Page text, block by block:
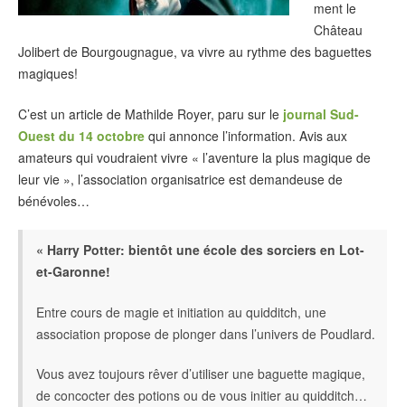
ment le
Château
Jolibert de Bourgougnague, va vivre au rythme des baguettes
magiques!
C’est un article de Mathilde Royer, paru sur le journal Sud-
Ouest du 14 octobre qui annonce l’information. Avis aux
amateurs qui voudraient vivre « l’aventure la plus magique de
leur vie », l’association organisatrice est demandeuse de
bénévoles…
« Harry Potter: bientôt une école des sorciers en Lot-
et-Garonne!
Entre cours de magie et initiation au quidditch, une
association propose de plonger dans l’univers de Poudlard.
Vous avez toujours rêver d’utiliser une baguette magique,
de concocter des potions ou de vous initier au quidditch…